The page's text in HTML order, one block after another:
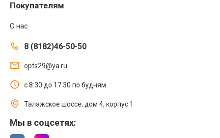
Покупателям
О нас
8 (8182)46-50-50
opts29@ya.ru
с 8:30 до 17:30 по будням
Талажское шоссе, дом 4, корпус 1
Мы в соцсетях: